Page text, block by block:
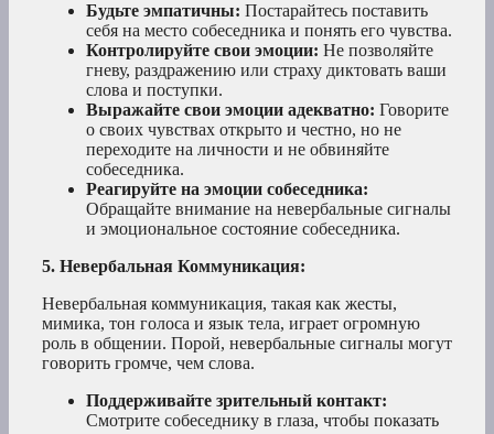
Будьте эмпатичны: Постарайтесь поставить
себя на место собеседника и понять его чувства.
Контролируйте свои эмоции: Не позволяйте
гневу, раздражению или страху диктовать ваши
слова и поступки.
Выражайте свои эмоции адекватно: Говорите
о своих чувствах открыто и честно, но не
переходите на личности и не обвиняйте
собеседника.
Реагируйте на эмоции собеседника:
Обращайте внимание на невербальные сигналы
и эмоциональное состояние собеседника.
5. Невербальная Коммуникация:
Невербальная коммуникация, такая как жесты,
мимика, тон голоса и язык тела, играет огромную
роль в общении. Порой, невербальные сигналы могут
говорить громче, чем слова.
Поддерживайте зрительный контакт:
Смотрите собеседнику в глаза, чтобы показать